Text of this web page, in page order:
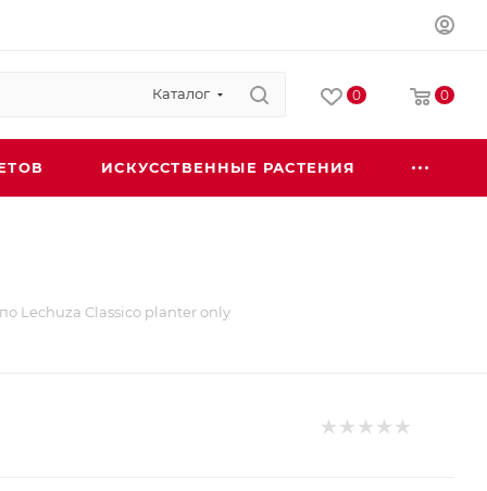
Каталог 0 0
ИСКУССТВЕННЫЕ РАСТЕНИЯ
Lechuza Classico planter only